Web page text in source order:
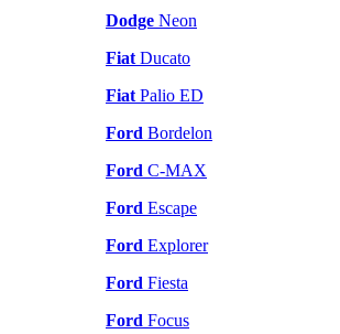
Dodge Neon
Fiat Ducato
Fiat Palio ED
Ford Bordelon
Ford C-MAX
Ford Escape
Ford Explorer
Ford Fiesta
Ford Focus